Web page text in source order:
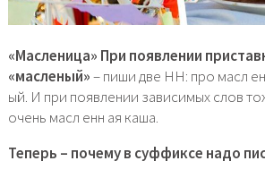
«Масленица» При появлении
«масленый»– пиши две НН: про масл
ый. И при появлении зависимых слов
очень масл енн ая каша.
Теперь – почему в суффиксе надо